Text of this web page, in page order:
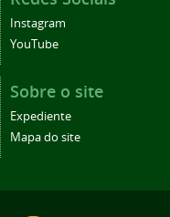
Instagram
YouTube
Sobre o site
Expediente
Mapa do site